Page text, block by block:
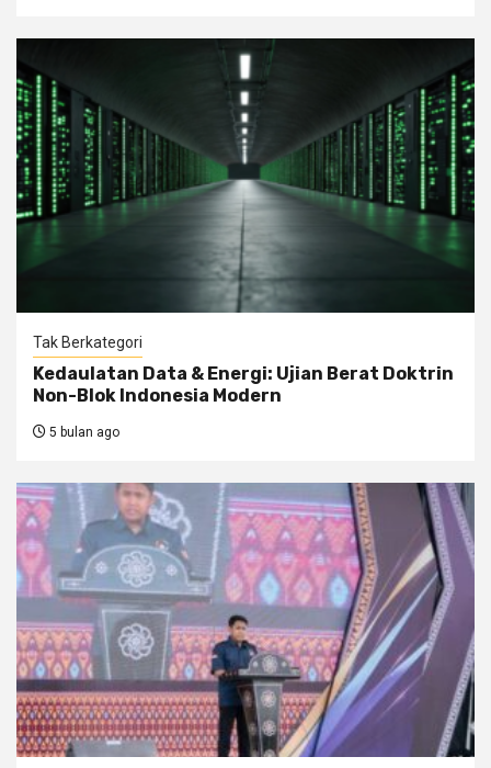
Tak Berkategori
Kedaulatan Data & Energi: Ujian Berat Doktrin
Non-Blok Indonesia Modern
5 bulan ago